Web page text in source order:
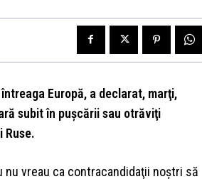
Europă, a declarat, marţi,
subit în puşcării sau otrăviţi
Ruse.
nu vreau ca contracandidaţii noştri să